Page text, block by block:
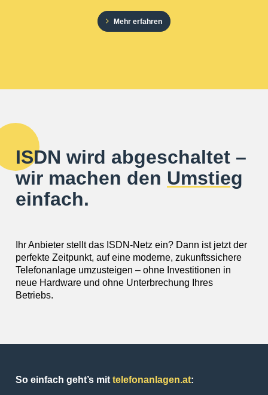
Mehr erfahren
ISDN wird abgeschaltet –
wir machen den Umstieg
einfach.
Ihr Anbieter stellt das ISDN-Netz ein? Dann ist jetzt der
perfekte Zeitpunkt, auf eine moderne, zukunftssichere
Telefonanlage umzusteigen – ohne Investitionen in
neue Hardware und ohne Unterbrechung Ihres
Betriebs.
So einfach geht’s mit telefonanlagen.at: